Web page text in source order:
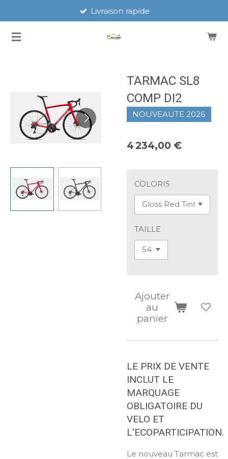
contenu
Livraison rapide
TARMAC SL8
COMP DI2
NOUVEAUTE 2026
4 234,00 €
COLORIS
TAILLE
Ajouter
au
panier
LE PRIX DE VENTE
INCLUT LE
MARQUAGE
OBLIGATOIRE DU
VELO ET
L'ECOPARTICIPATION.
Le nouveau Tarmac est